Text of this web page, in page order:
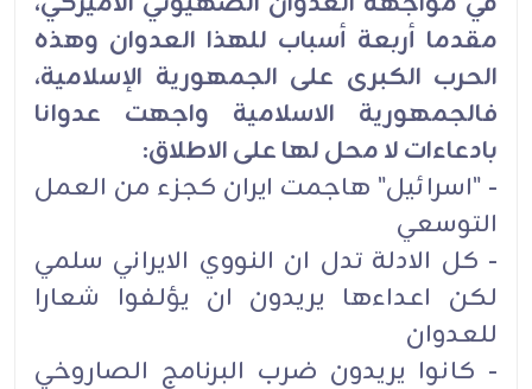
مقدما أربعة أسباب للهذا العدوان وهذه
الحرب الكبرى على الجمهورية الإسلامية،
فالجمهورية الاسلامية واجهت عدوانا
بادعاءات لا محل لها على الاطلاق:
- "اسرائيل" هاجمت ايران كجزء من العمل
التوسعي
- كل الادلة تدل ان النووي الايراني سلمي
لكن اعداءها يريدون ان يؤلفوا شعارا
للعدوان
- كانوا يريدون ضرب البرنامج الصاروخي